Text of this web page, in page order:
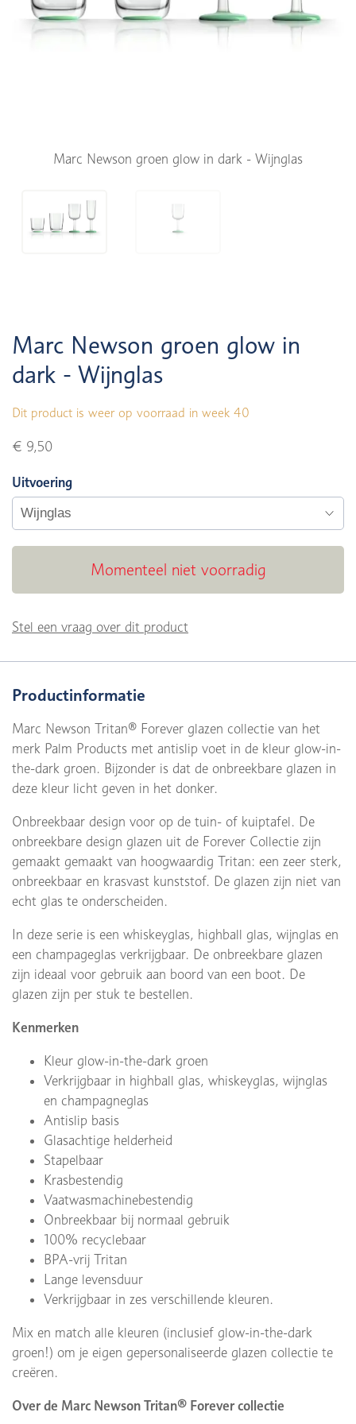
Marc Newson groen glow in dark - Wijnglas
Marc Newson groen glow in
dark - Wijnglas
Dit product is weer op voorraad in week 40
€ 9,50
Uitvoering
Momenteel niet voorradig
Stel een vraag over dit product
Productinformatie
Marc Newson Tritan® Forever glazen collectie van het
merk Palm Products met antislip voet in de kleur glow-in-
the-dark groen. Bijzonder is dat de onbreekbare glazen in
deze kleur licht geven in het donker.
Onbreekbaar design voor op de tuin- of kuiptafel. De
onbreekbare design glazen uit de Forever Collectie zijn
gemaakt gemaakt van hoogwaardig Tritan: een zeer sterk,
onbreekbaar en krasvast kunststof. De glazen zijn niet van
echt glas te onderscheiden.
In deze serie is een whiskeyglas, highball glas, wijnglas en
een champageglas verkrijgbaar. De onbreekbare glazen
zijn ideaal voor gebruik aan boord van een boot. De
glazen zijn per stuk te bestellen.
Kenmerken
Kleur glow-in-the-dark groen
Verkrijgbaar in highball glas, whiskeyglas, wijnglas
en champagneglas
Antislip basis
Glasachtige helderheid
Stapelbaar
Krasbestendig
Vaatwasmachinebestendig
Onbreekbaar bij normaal gebruik
100% recyclebaar
BPA-vrij Tritan
Lange levensduur
Verkrijgbaar in zes verschillende kleuren.
Mix en match alle kleuren (inclusief glow-in-the-dark
groen!) om je eigen gepersonaliseerde glazen collectie te
creëren.
Over de Marc Newson Tritan® Forever collectie